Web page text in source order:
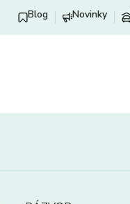
Blog Novinky